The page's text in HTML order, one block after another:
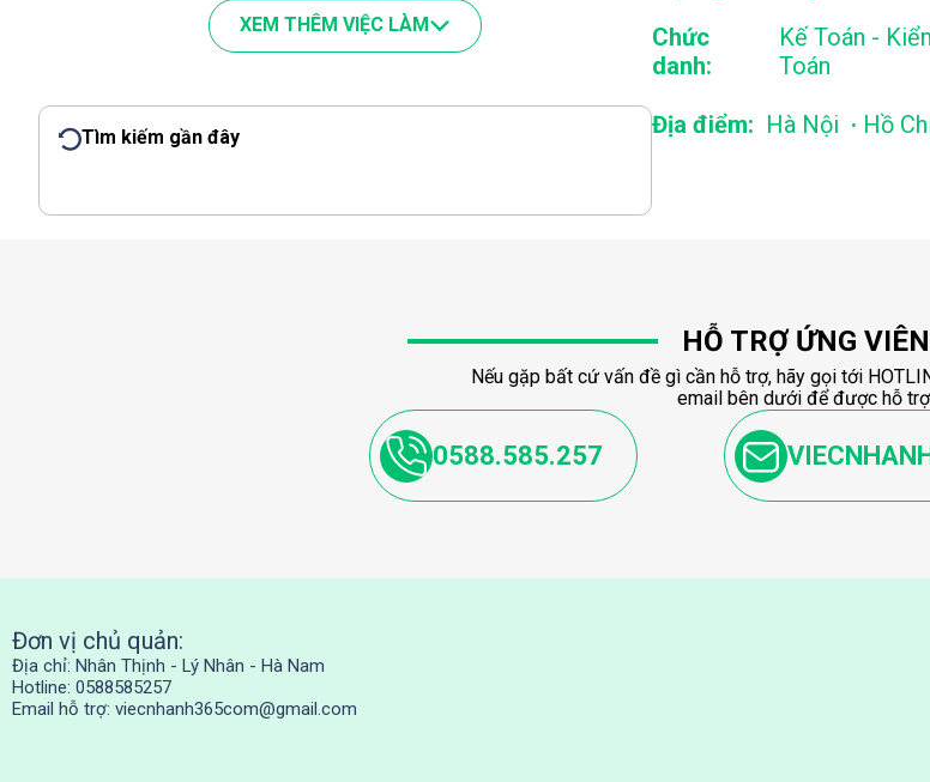
XEM THÊM VIỆC LÀM
Tìm kiếm gần đây
Chức
danh:
Kế Toán -
Toán
Địa điểm: Hà Nội . Hồ
HỖ TRỢ ỨNG VIÊN
Nếu gặp bất cứ vấn đề gì cần hỗ trợ, hãy gọi tới
email bên dưới để được hỗ
0588.585.257
Đơn vị chủ quản:
Địa chỉ: Nhân Thịnh - Lý Nhân - Hà Nam
Hotline: 0588585257
Email hỗ trợ: viecnhanh365com@gmail.com